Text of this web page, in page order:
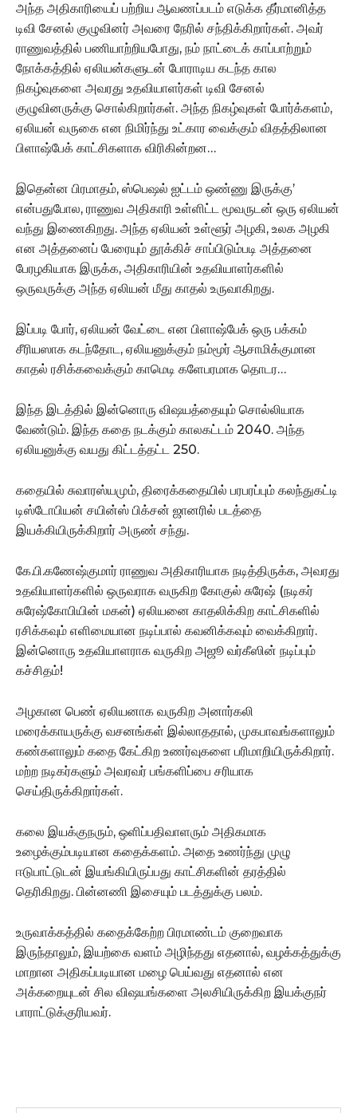
அந்த அதிகாரியைப் பற்றிய ஆவணப்படம் எடுக்க தீர்மானித்த
டிவி சேனல் குழுவினர் அவரை நேரில் சந்திக்கிறார்கள். அவர்
ராணுவத்தில் பணியாற்றியபோது, நம் நாட்டைக் காப்பாற்றும்
நோக்கத்தில் ஏலியன்களுடன் போராடிய கடந்த கால
நிகழ்வுகளை அவரது உதவியாளர்கள் டிவி சேனல்
குழுவினருக்கு சொல்கிறார்கள். அந்த நிகழ்வுகள் போர்க்களம்,
ஏலியன் வருகை என நிமிர்ந்து உட்கார வைக்கும் விதத்திலான
பிளாஷ்பேக் காட்சிகளாக விரிகின்றன…
இதென்ன பிரமாதம், ஸ்பெஷல் ஐட்டம் ஒண்ணு இருக்கு’
என்பதுபோல, ராணுவ அதிகாரி உள்ளிட்ட மூவருடன் ஒரு ஏலியன்
வந்து இணைகிறது. அந்த ஏலியன் உள்ளூர் அழகி, உலக அழகி
என அத்தனைப் பேரையும் தூக்கிச் சாப்பிடும்படி அத்தனை
பேரழகியாக இருக்க, அதிகாரியின் உதவியாளர்களில்
ஒருவருக்கு அந்த ஏலியன் மீது காதல் உருவாகிறது.
இப்படி போர், ஏலியன் வேட்டை என பிளாஷ்பேக் ஒரு பக்கம்
சீரியஸாக கடந்தோட, ஏலியனுக்கும் நம்மூர் ஆசாமிக்குமான
காதல் ரசிக்கவைக்கும் காமெடி களேபரமாக தொடர…
இந்த இடத்தில் இன்னொரு விஷயத்தையும் சொல்லியாக
வேண்டும். இந்த கதை நடக்கும் காலகட்டம் 2040. அந்த
ஏலியனுக்கு வயது கிட்டத்தட்ட 250.
கதையில் சுவாரஸ்யமும், திரைக்கதையில் பரபரப்பும் கலந்துகட்டி
டிஸ்டோபியன் சயின்ஸ் பிக்சன் ஜானரில் படத்தை
இயக்கியிருக்கிறார் அருண் சந்து.
கே.பி.கணேஷ்குமார் ராணுவ அதிகாரியாக நடித்திருக்க, அவரது
உதவியாளர்களில் ஒருவராக வருகிற கோகுல் சுரேஷ் (நடிகர்
சுரேஷ்கோபியின் மகன்) ஏலியனை காதலிக்கிற காட்சிகளில்
ரசிக்கவும் எளிமையான நடிப்பால் கவனிக்கவும் வைக்கிறார்.
இன்னொரு உதவியாளராக வருகிற அஜூ வர்கீஸின் நடிப்பும்
கச்சிதம்!
அழகான பெண் ஏலியனாக வருகிற அனார்கலி
மரைக்காயருக்கு வசனங்கள் இல்லாததால், முகபாவங்களாலும்
கண்களாலும் கதை கேட்கிற உணர்வுகளை பரிமாறியிருக்கிறார்.
மற்ற நடிகர்களும் அவரவர் பங்களிப்பை சரியாக
செய்திருக்கிறார்கள்.
கலை இயக்குநரும், ஒளிப்பதிவாளரும் அதிகமாக
உழைக்கும்படியான கதைக்களம். அதை உணர்ந்து முழு
ஈடுபாட்டுடன் இயங்கியிருப்பது காட்சிகளின் தரத்தில்
தெரிகிறது. பின்னணி இசையும் படத்துக்கு பலம்.
உருவாக்கத்தில் கதைக்கேற்ற பிரமாண்டம் குறைவாக
இருந்தாலும், இயற்கை வளம் அழிந்தது எதனால், வழக்கத்துக்கு
மாறான அதிகப்படியான மழை பெய்வது எதனால் என
அக்கறையுடன் சில விஷயங்களை அலசியிருக்கிற இயக்குநர்
பாராட்டுக்குரியவர்.